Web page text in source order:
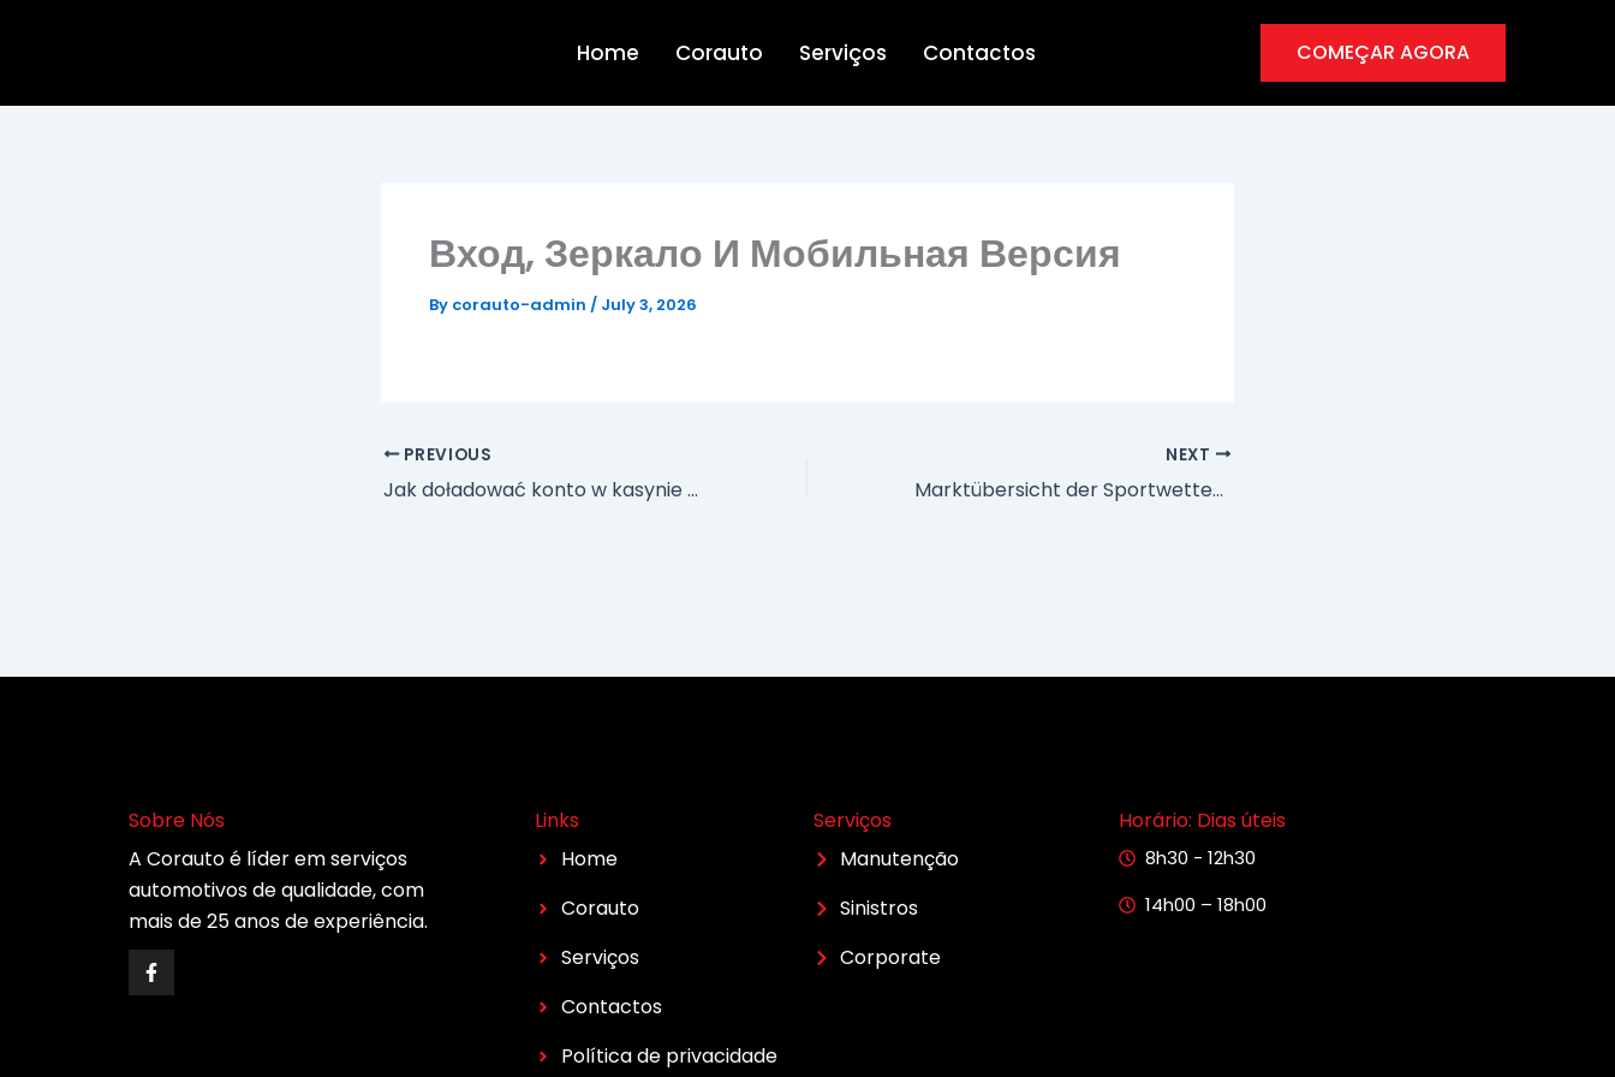
Home Corauto Serviços Contactos COMEÇAR AGORA
Вход, Зеркало И Мобильная Версия
By corauto-admin / July 3, 2026
PREVIOUS
Jak doładować konto w kasynie online NV casino usługą Neteller?
NEXT
Marktübersicht der Sportwetten ohne Oase in Deutschland
Sobre Nós
A Corauto é líder em serviços
automotivos de qualidade, com
mais de 25 anos de experiência.
F
a
c
e
Links
Home
Corauto
Serviços
Contactos
Política de privacidade
Serviços
Manutenção
Sinistros
Corporate
Horário: Dias úteis
8h30 - 12h30
14h00 – 18h00